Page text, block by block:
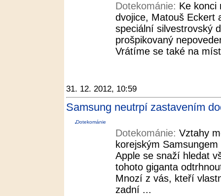
Dotekománie: Ke konci
dvojice, Matouš Eckert
speciální silvestrovský
prošpikovaný
Vrátíme se také na
31. 12. 2012, 10:59
Samsung neutrpí zastavením
Dotekománie
Dotekománie: Vztahy
korejským
Apple se snaží hledat
tohoto giganta
Mnozí z vás, kteří
zadní ...